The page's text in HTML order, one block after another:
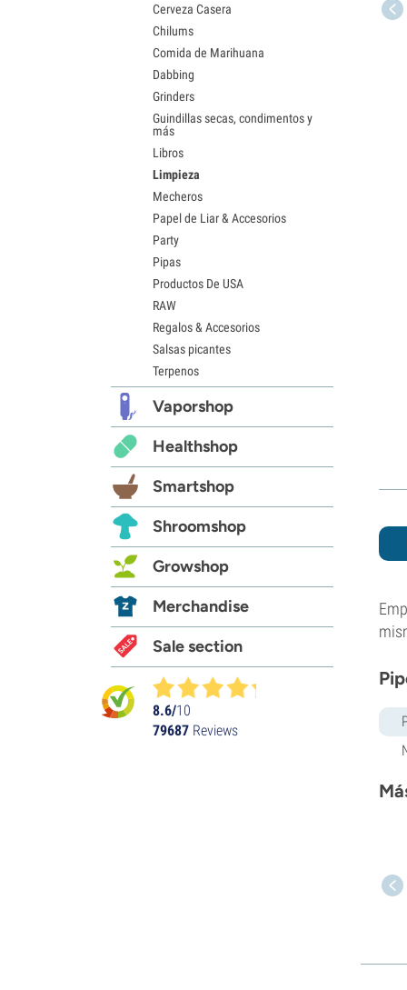
Cerveza Casera
Chilums
Comida de Marihuana
Dabbing
Grinders
Guindillas secas, condimentos y
más
Libros
Limpieza
Mecheros
Papel de Liar & Accesorios
Party
Pipas
Productos De USA
RAW
Regalos & Accesorios
Salsas picantes
Terpenos
Vaporshop
Healthshop
Smartshop
Shroomshop
Growshop
Merchandise
Sale section
8.6/10
79687 Reviews